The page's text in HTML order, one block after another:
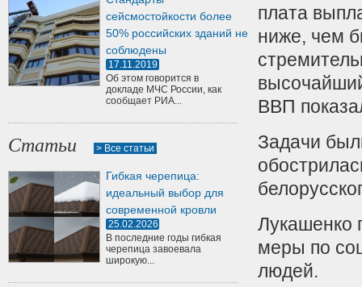
сейсмостойкости более
50% российских зданий не
соблюдены
17.11.2019
Об этом говорится в
докладе МЧС России, как
сообщает РИА...
Статьи > Все статьи
Гибкая черепица:
идеальный выбор для
современной кровли
25.02.2026
В последние годы гибкая
черепица завоевала
широкую...
плата
ниже, чем
ВВП
Задачи
Лукашенко
меры по
людей.